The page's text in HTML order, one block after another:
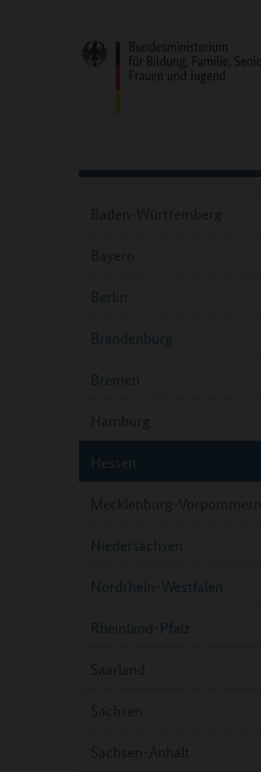
Baden-Württemberg
Bayern
Berlin
Brandenburg
Bremen
Hamburg
Hessen
Mecklenburg-Vorpommern
Niedersachsen
Nordrhein-Westfalen
Rheinland-Pfalz
Saarland
Sachsen
Sachsen-Anhalt